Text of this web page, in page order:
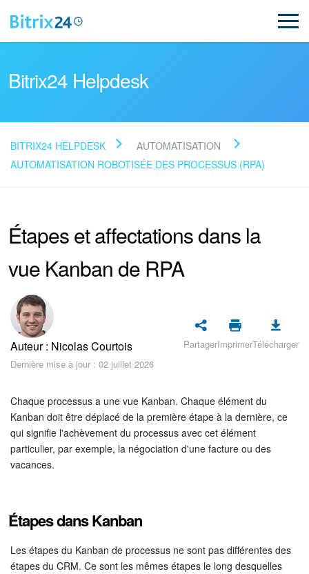
Lire la FAQ
Assistance de Bitrix24
Inscription et connexion
Sécurité dans Bitrix24
Démarrer sur Bitrix24
Actualités
Tâches et projets
Messenger
Collabs
Bitrix24 Helpdesk
BITRIX24 HELPDESK
AUTOMATISATION
AUTOMATISATION ROBOTISÉE DES PROCESSUS (RPA)
Étapes et affectations dans la
vue Kanban de RPA
Auteur : Nicolas Courtois
Dernière mise à jour : 02 juillet 2026
PartagerImprimerTélécharger
Chaque processus a une vue Kanban. Chaque élément du
Kanban doit être déplacé de la première étape à la dernière, ce
qui signifie l'achèvement du processus avec cet élément
particulier, par exemple, la négociation d'une facture ou des
vacances.
Étapes dans Kanban
Les étapes du Kanban de processus ne sont pas différentes des
étapes du CRM. Ce sont les mêmes étapes le long desquelles